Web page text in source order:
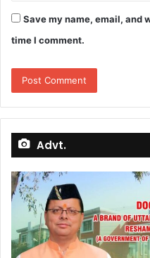
Save my name, email, and
time I comment.
Advt.